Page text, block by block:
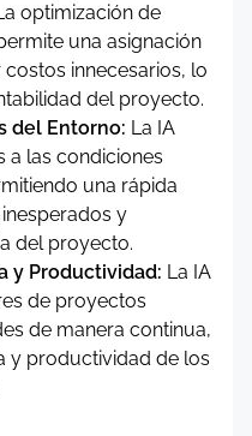
optimización de
una asignación
innecesarios, lo
del proyecto.
del Entorno: La IA
a las condiciones
una rápida
y
del proyecto.
y Productividad: La IA
de proyectos
de manera continua,
y productividad de los